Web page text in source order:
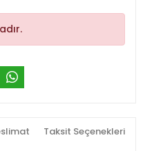
Taksit Seçenekleri